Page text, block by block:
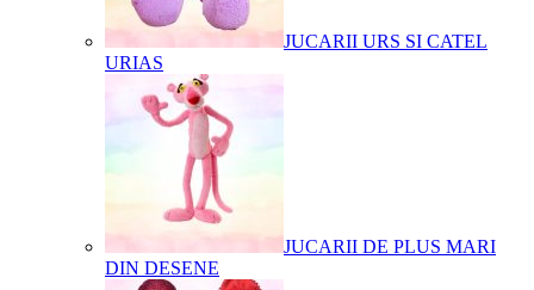
JUCARII URS SI CATEL
URIAS
JUCARII DE PLUS MARI
DIN DESENE